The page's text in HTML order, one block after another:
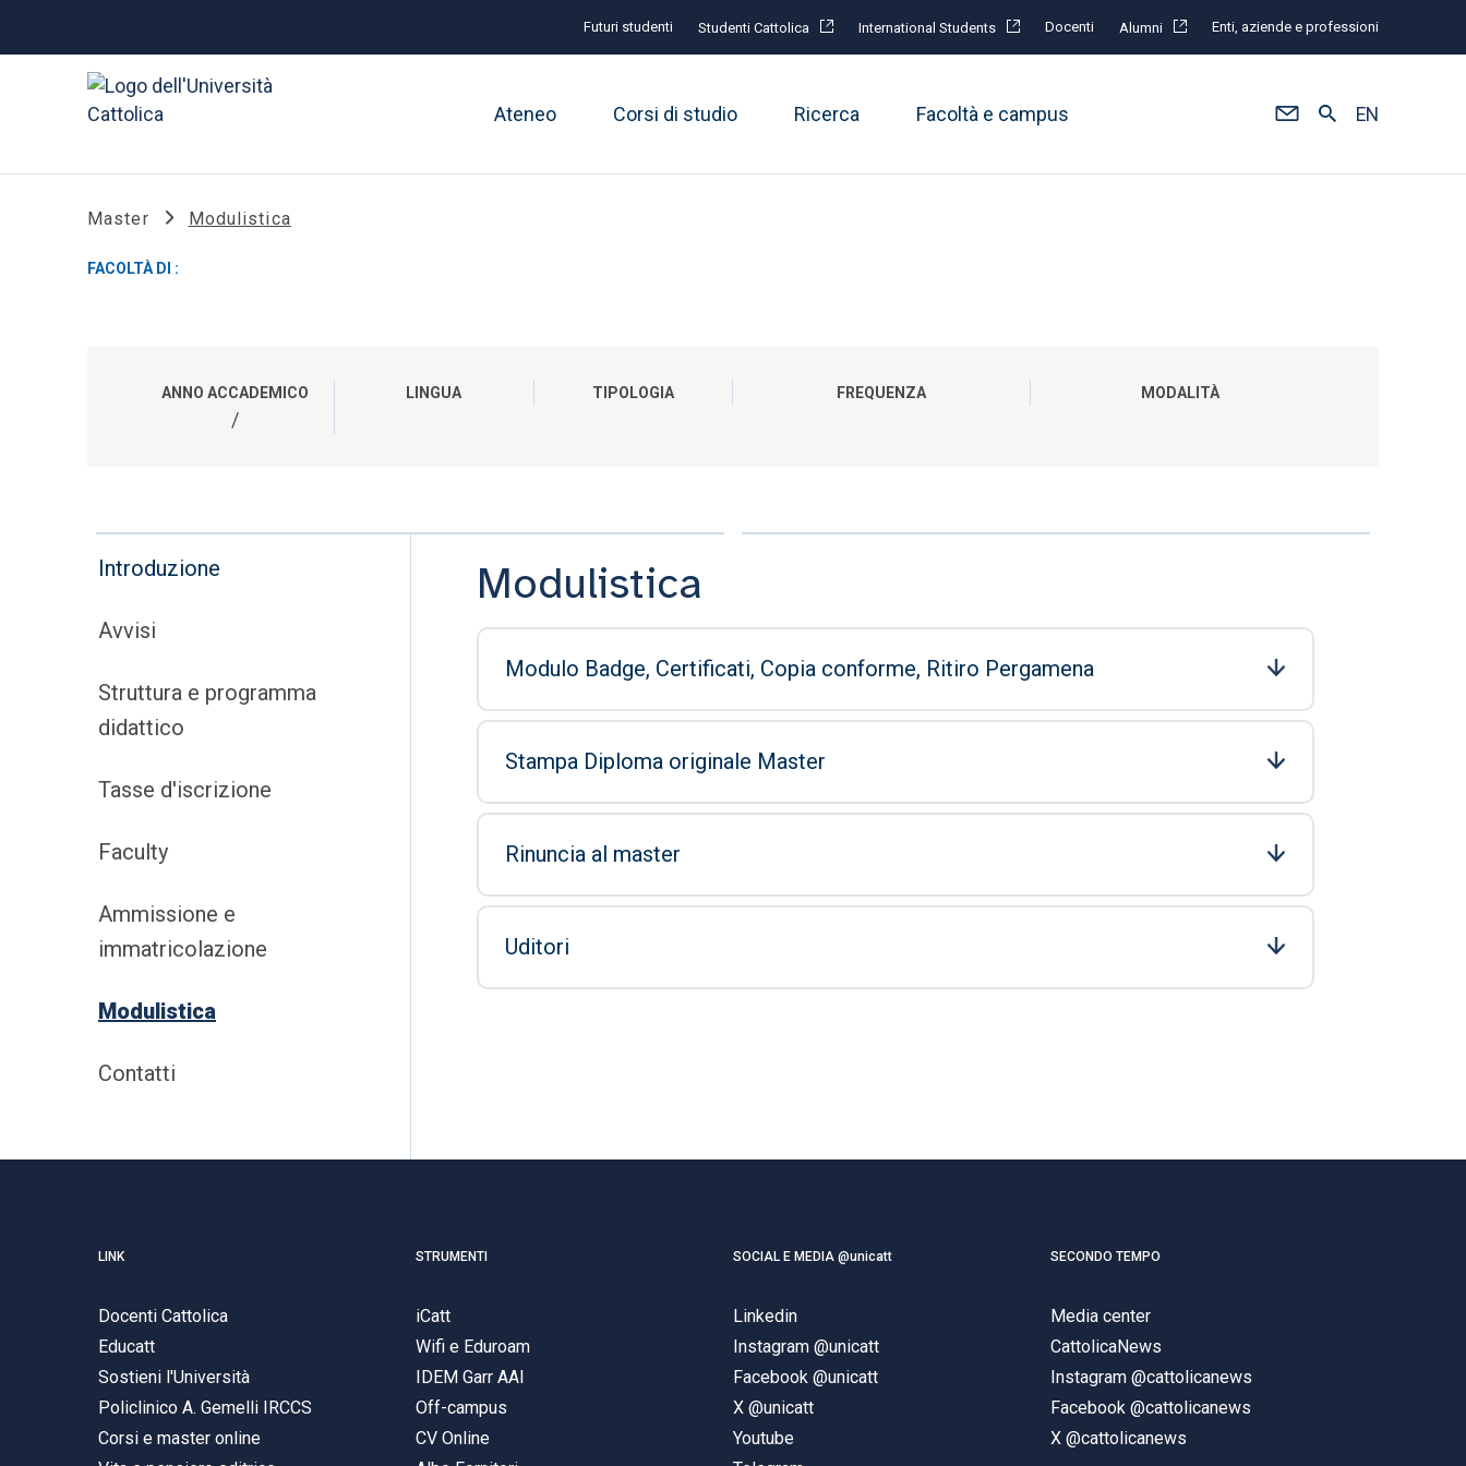
Futuri studenti Studenti Cattolica International Students Docenti Alumni Enti, aziende e professioni
Ateneo Corsi di studio Ricerca Facoltà e campus EN
Master Modulistica
FACOLTÀ DI :
ANNO ACCADEMICO
/
LINGUA TIPOLOGIA FREQUENZA MODALITÀ
Introduzione
Avvisi
Struttura e programma
didattico
Tasse d'iscrizione
Faculty
Ammissione e
immatricolazione
Modulistica
Contatti
Modulistica
Modulo Badge, Certificati, Copia conforme, Ritiro Pergamena
Stampa Diploma originale Master
Rinuncia al master
Uditori
LINK
Docenti Cattolica
Educatt
Sostieni l'Università
Policlinico A. Gemelli IRCCS
Corsi e master online
STRUMENTI
iCatt
Wifi e Eduroam
IDEM Garr AAI
Off-campus
CV Online
SOCIAL E MEDIA @unicatt
Linkedin
Instagram @unicatt
Facebook @unicatt
X @unicatt
Youtube
SECONDO TEMPO
Media center
CattolicaNews
Instagram @cattolicanews
Facebook @cattolicanews
X @cattolicanews